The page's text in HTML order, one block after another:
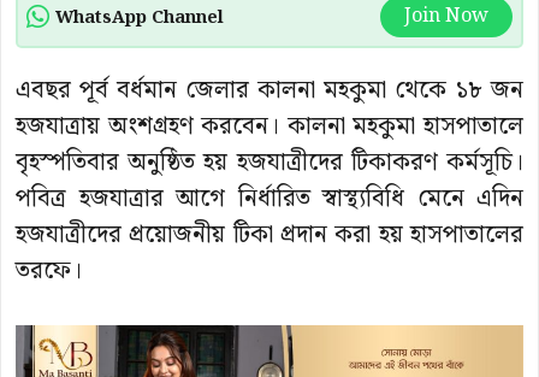
WhatsApp Channel Join Now
এবছর পূর্ব বর্ধমান জেলার কালনা মহকুমা থেকে ১৮ জন
হজযাত্রায় অংশগ্রহণ করবেন। কালনা মহকুমা হাসপাতালে
বৃহস্পতিবার অনুষ্ঠিত হয় হজযাত্রীদের টিকাকরণ কর্মসূচি।
পবিত্র হজযাত্রার আগে নির্ধারিত স্বাস্থ্যবিধি মেনে এদিন
হজযাত্রীদের প্রয়োজনীয় টিকা প্রদান করা হয় হাসপাতালের
তরফে।